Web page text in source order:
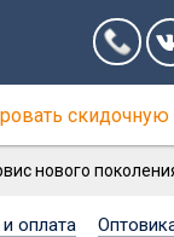
скидочную
нового
оплата